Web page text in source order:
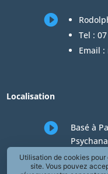

Tel :
Email :
Localisation

Basé à
Utilisation de cookies
site. Vous pouvez